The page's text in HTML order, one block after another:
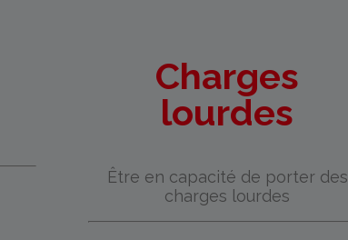
Charges
lourdes
Être en capacité de porter des
charges lourdes